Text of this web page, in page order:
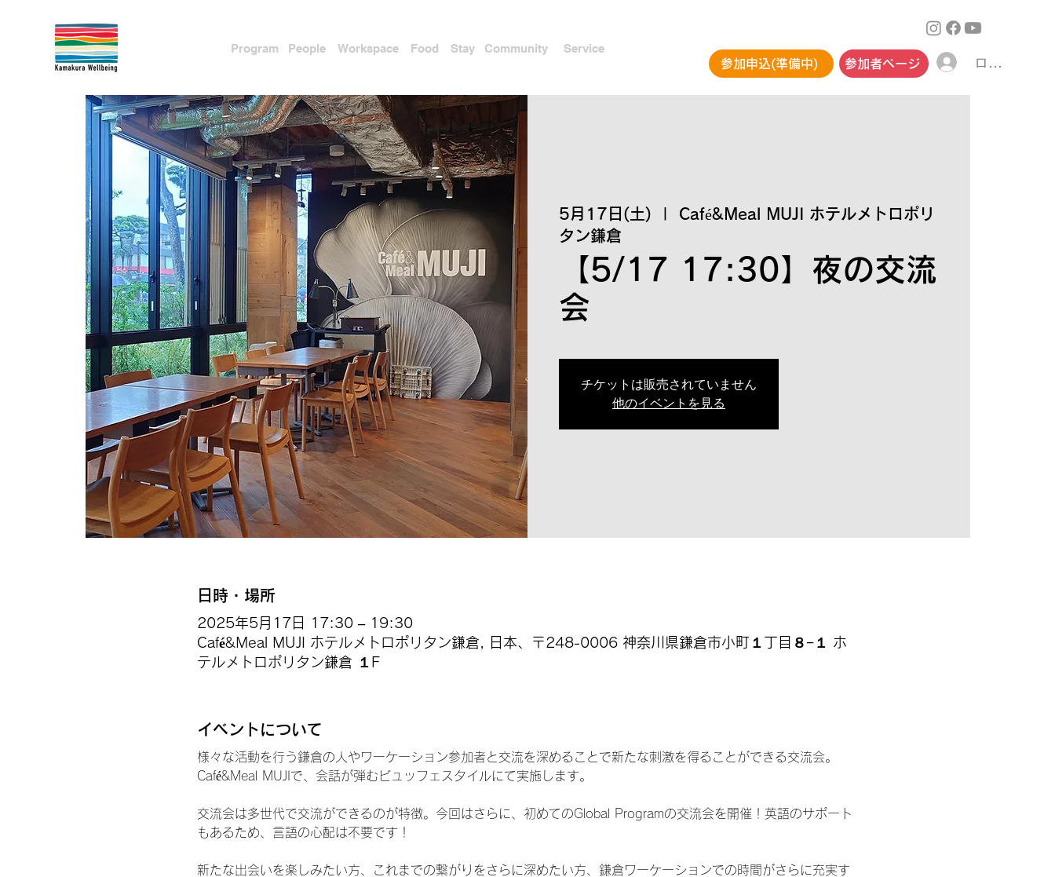
Program People Workspace Food Stay Community Service
参加申込(準備中) 参加者ページ ログイン
5月17日(土)
Café&Meal MUJI ホテルメトロポリ
タン鎌倉
【5/17 17:30】夜の交流
会
チケットは販売されていません
他のイベントを見る
日時・場所
2025年5月17日 17:30 – 19:30
Café&Meal MUJI ホテルメトロポリタン鎌倉, 日本、〒248-0006 神奈川県鎌倉市小町１丁目８−１ ホ
テルメトロポリタン鎌倉 １F
イベントについて
様々な活動を行う鎌倉の人やワーケーション参加者と交流を深めることで新たな刺激を得ることができる交流会。
Café&Meal MUJIで、会話が弾むビュッフェスタイルにて実施します。
交流会は多世代で交流ができるのが特徴。今回はさらに、初めてのGlobal Programの交流会を開催！英語のサポート
もあるため、言語の心配は不要です！
新たな出会いを楽しみたい方、これまでの繋がりをさらに深めたい方、鎌倉ワーケーションでの時間がさらに充実す